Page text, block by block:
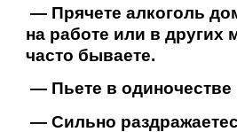
— Прячете алкоголь
на работе или в других
часто бываете.
— Пьете в одиночестве
— Сильно